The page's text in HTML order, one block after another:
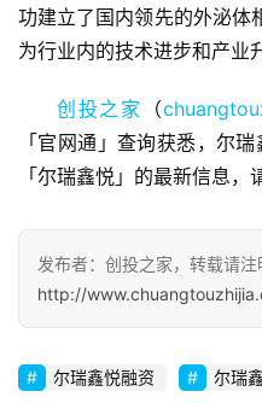
资
报
商
业
察
初
业
功建立了国内领先的外泌体
为行业内的技术进步和产业
创投之家 （
「官网通」查询获悉，尔
「尔瑞鑫悦」的最新信息，
发布者：创投之家，转载请注
http://
尔瑞鑫悦融资 尔瑞